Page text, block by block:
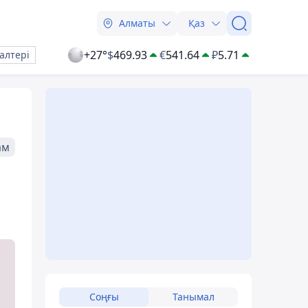
Алматы Қаз
+27°$469.93 €541.64 ₽5.71
Соңғы Танымал